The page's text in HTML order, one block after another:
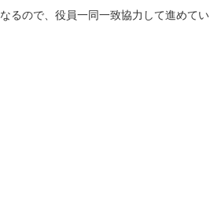
ので、役員一同一致協力して進めてい